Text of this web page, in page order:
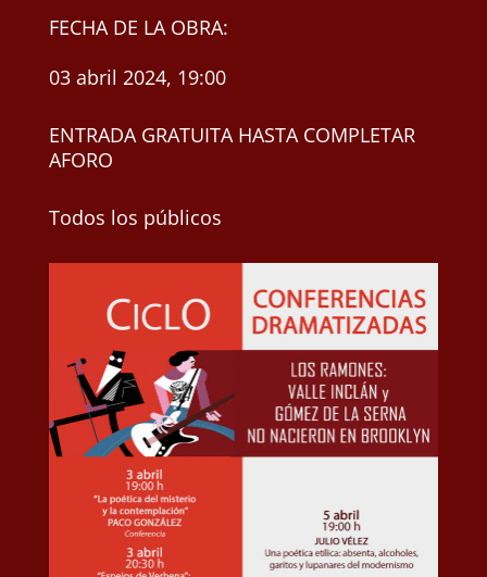
FECHA DE LA OBRA:
03 abril 2024, 19:00
ENTRADA GRATUITA HASTA COMPLETAR
AFORO
Todos los públicos